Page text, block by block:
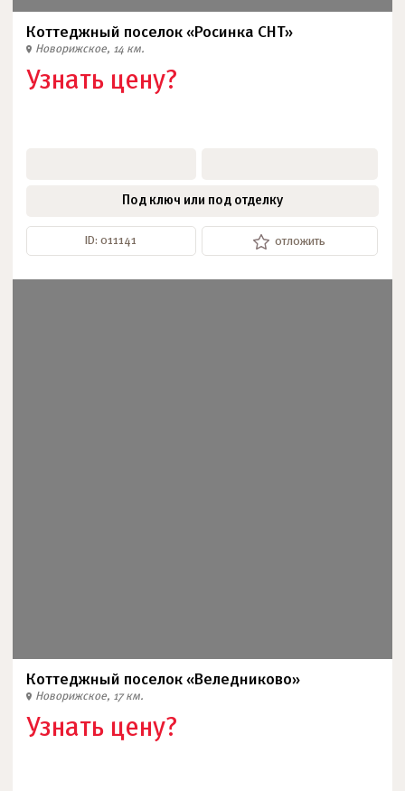
Коттеджный поселок «Росинка СНТ»
Новорижское, 14 км.
Узнать цену?
Под ключ или под отделку
ID: 011141 отложить
Коттеджный поселок «Веледниково»
Новорижское, 17 км.
Узнать цену?